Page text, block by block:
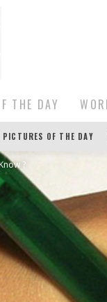
THE DAY
PICTURES OF THE DAY
?